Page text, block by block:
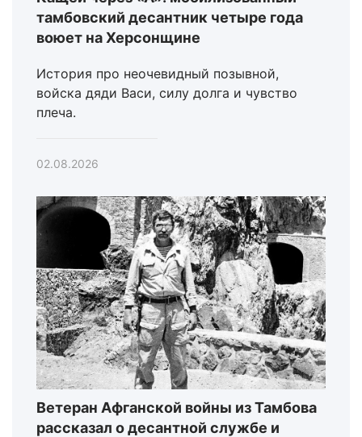
тамбовский десантник четыре года
воюет на Херсонщине
История про неочевидный позывной,
войска дяди Васи, силу долга и чувство
плеча.
02.08.2026
Ветеран Афганской войны из Тамбова
рассказал о десантной службе и